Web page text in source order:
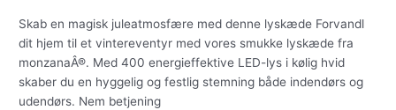
Skab en magisk juleatmosfære med denne lyskæde Forvandl
dit hjem til et vintereventyr med vores smukke lyskæde fra
monzanaÂ®. Med 400 energieffektive LED-lys i kølig hvid
skaber du en hyggelig og festlig stemning både indendørs og
udendørs. Nem betjening